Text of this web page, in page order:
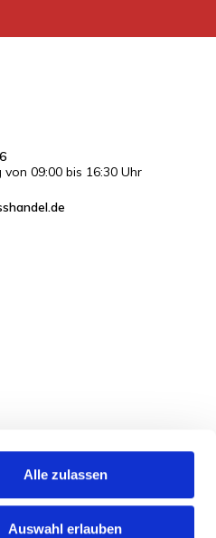
Alle zulassen
Auswahl erlauben
09:00 bis 16:30 Uhr